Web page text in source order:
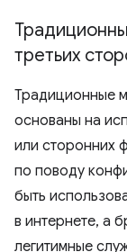
третьих
Традиционные
основаны на
или сторонних
по поводу
быть
в интернете, а
легитимные